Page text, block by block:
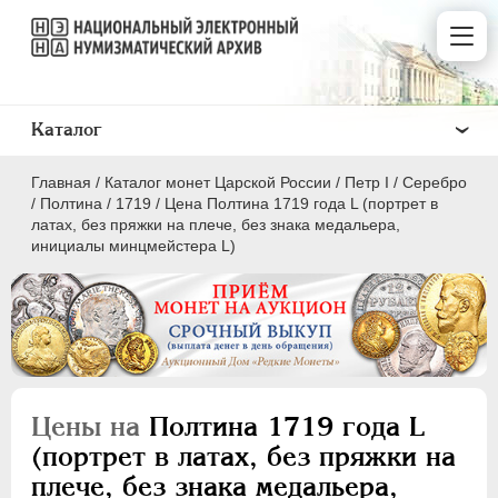
Главная / Каталог монет Царской России / Пeтр I / Серебро
/ Полтина / 1719 / Цена Полтина 1719 года L (портрет в
латах, без пряжки на плече, без знака медальера,
инициалы минцмейстера L)
Цены на Полтина 1719 года L
(портрет в латах, без пряжки на
плече, без знака медальера,
Каталог
ПEТР I 1699 - 1725
Золото
1 рубль
Полтина